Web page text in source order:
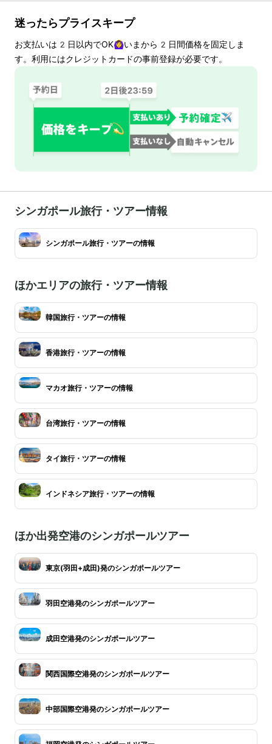
迷ったらプライスキープ
お支払いは 2 日以内でOK🙆‍♀️いまから 2 日間価格を固定しま
す。利用にはクレジットカードの事前登録が必要です。
シンガポール旅行・ツアー情報
シンガポール旅行・ツアーの情報
ほかエリアの旅行・ツアー情報
韓国旅行・ツアーの情報
香港旅行・ツアーの情報
マカオ旅行・ツアーの情報
台湾旅行・ツアーの情報
タイ旅行・ツアーの情報
インドネシア旅行・ツアーの情報
ほか出発空港のシンガポールツアー
東京(羽田+成田)発のシンガポールツアー
羽田空港発のシンガポールツアー
成田空港発のシンガポールツアー
関西国際空港発のシンガポールツアー
中部国際空港発のシンガポールツアー